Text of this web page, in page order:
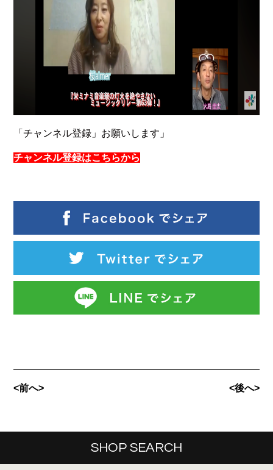
「チャンネル登録」お願いします」
チャンネル登録はこちらから
<前へ> <後へ>
SHOP SEARCH